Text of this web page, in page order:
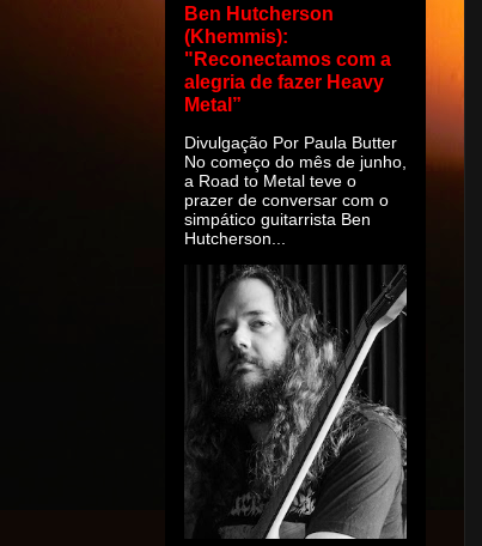
Ben Hutcherson
(Khemmis):
"Reconectamos com a
alegria de fazer Heavy
Metal”
Divulgação Por Paula Butter
No começo do mês de junho,
a Road to Metal teve o
prazer de conversar com o
simpático guitarrista Ben
Hutcherson...